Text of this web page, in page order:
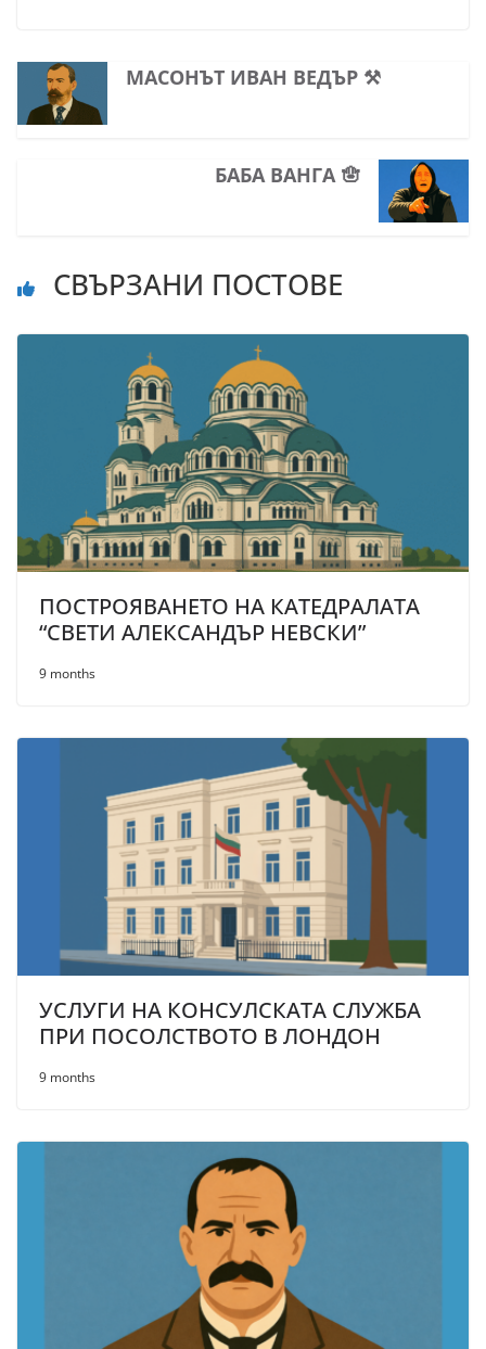
МАСОНЪТ ИВАН ВЕДЪР ⚒
БАБА ВАНГА 🪬
СВЪРЗАНИ ПОСТОВЕ
ПОСТРОЯВАНЕТО НА КАТЕДРАЛАТА
“СВЕТИ АЛЕКСАНДЪР НЕВСКИ”
9 months
УСЛУГИ НА КОНСУЛСКАТА СЛУЖБА
ПРИ ПОСОЛСТВОТО В ЛОНДОН
9 months